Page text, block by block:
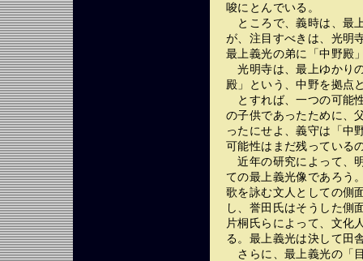
唆にとんでいる。
ところで、義時は、最
が、注目すべきは、光明
最上義光の弟に「中野殿
光明寺は、最上ゆかり
殿」という、中野を拠点
とすれば、一つの可能
の子供であったために、
ったにせよ、義守は「中
可能性はまだ残っている
近年の研究によって、
ての最上義光像であろう
歌を詠む文人としての側
し、誉田氏はそうした側
片桐氏らによって、文化
る。最上義光は決して田
さらに、最上義光の「